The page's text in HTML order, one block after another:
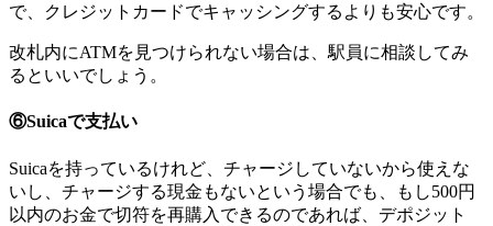
で、クレジットカードでキャッシングするよりも安心です。
改札内にATMを見つけられない場合は、駅員に相談してみ
るといいでしょう。
⑥Suicaで支払い
Suicaを持っているけれど、チャージしていないから使えな
いし、チャージする現金もないという場合でも、もし500円
以内のお金で切符を再購入できるのであれば、デポジット